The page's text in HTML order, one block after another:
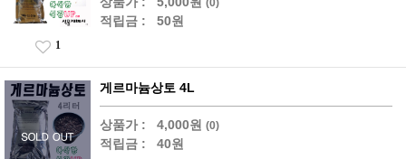
적립금 : 50원
1
게르마늄상토 4L
상품가 : 4,000원 (0)
적립금 : 40원